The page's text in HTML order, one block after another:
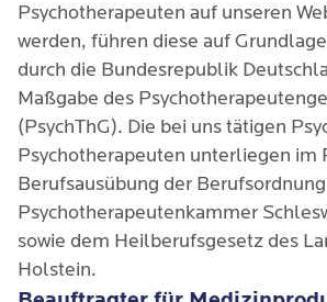
Psychotherapeuten auf unseren
werden, führen diese auf
durch die Bundesrepublik
Maßgabe des
(PsychThG). Die bei uns tätigen
Psychotherapeuten unterliegen im
Berufsausübung der
Psychotherapeutenkammer
sowie dem Heilberufsgesetz des
Holstein.